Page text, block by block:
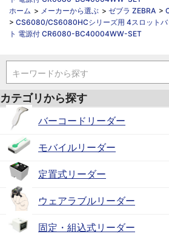
ホーム > メーカーから選ぶ > ゼブラ ZEBRA >
> CS6080/CS6080HCシリーズ用 4スロットバ
ト 電源付 CR6080-BC40004WW-SET
キーワードから探す
カテゴリから探す
バーコードリーダー
モバイルリーダー
定置式リーダー
ウェアラブルリーダー
固定・組込式リーダー